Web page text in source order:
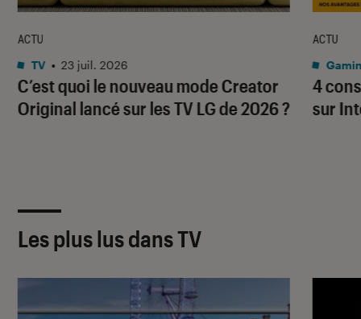
C’est quoi le nouveau mode Creator
Original lancé sur les TV LG de 2026 ?
ACTU
TV • 23 juil. 2026
4
sur
ACTU
Les plus lus dans TV